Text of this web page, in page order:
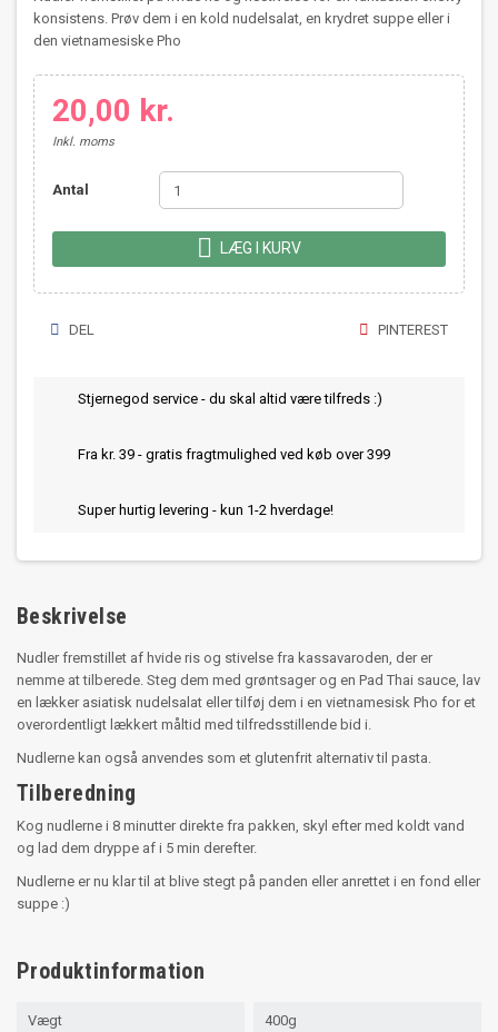
konsistens. Prøv dem i en kold nudelsalat, en krydret suppe eller i
den vietnamesiske Pho
20,00 kr.
Inkl. moms
Antal
 LÆG I KURV
DEL PINTEREST
Stjernegod service - du skal altid være tilfreds :)
Fra kr. 39 - gratis fragtmulighed ved køb over 399
Super hurtig levering - kun 1-2 hverdage!
Beskrivelse
Nudler fremstillet af hvide ris og stivelse fra kassavaroden, der er
nemme at tilberede. Steg dem med grøntsager og en Pad Thai sauce, lav
en lækker asiatisk nudelsalat eller tilføj dem i en vietnamesisk Pho for et
overordentligt lækkert måltid med tilfredsstillende bid i.
Nudlerne kan også anvendes som et glutenfrit alternativ til pasta.
Tilberedning
Kog nudlerne i 8 minutter direkte fra pakken, skyl efter med koldt vand
og lad dem dryppe af i 5 min derefter.
Nudlerne er nu klar til at blive stegt på panden eller anrettet i en fond eller
suppe :)
Produktinformation
Vægt 400g